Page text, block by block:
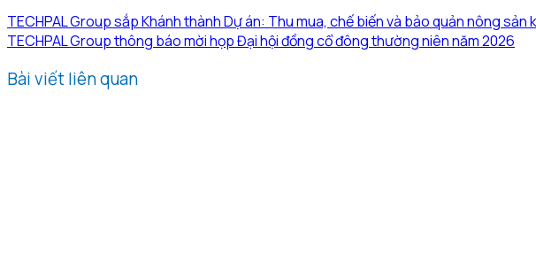
TECHPAL Group sắp Khánh thành Dự án: Thu mua, chế biến và bảo quản nông
TECHPAL Group thông báo mời họp Đại hội đồng cổ đông thường niên năm 2026
Bài viết liên quan